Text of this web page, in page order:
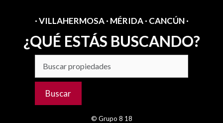
· VILLAHERMOSA · MÉRIDA · CANCÚN ·
¿QUÉ ESTÁS BUSCANDO?
© Grupo 8 18